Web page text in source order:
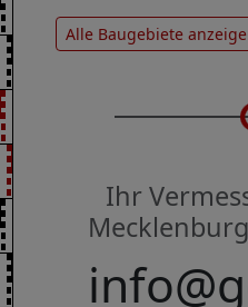
Alle Baugebiete
Ihr